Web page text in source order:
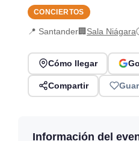
CONCIERTOS
📍 Santander🏢Sala Niágara
Cómo llegar
Compartir
Información del